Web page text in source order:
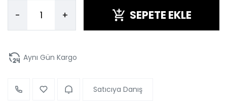
- + SEPETE EKLE
Aynı Gün Kargo
Satıcıya Danış